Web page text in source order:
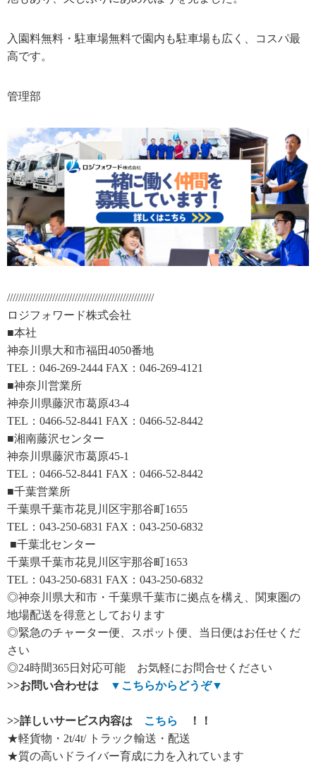
入園料無料・駐車場無料で園内も駐車場も広く、コスパ最
高です。
管理部
////////////////////////////////////////////////////
ロジフォワード株式会社
■本社
神奈川県大和市福田4050番地
TEL：046-269-2444 FAX：046-269-4121
■神奈川営業所
神奈川県藤沢市葛原43-4
TEL：0466-52-8441 FAX：0466-52-8442
■湘南藤沢センター
神奈川県藤沢市葛原45-1
TEL：0466-52-8441 FAX：0466-52-8442
■千葉営業所
千葉県千葉市花見川区宇那谷町1655
TEL：043-250-6831 FAX：043-250-6832
■千葉北センター
千葉県千葉市花見川区宇那谷町1653
TEL：043-250-6831 FAX：043-250-6832
◎神奈川県大和市・千葉県千葉市に拠点を構え、関東圏の
地場配送を得意としております
◎緊急のチャーター便、スポット便、当日便はお任せくだ
さい
◎24時間365日対応可能 お気軽にお問合せください
>>お問い合わせは ▼ こちらからどうぞ▼
>>詳しいサービス内容は こちら
！！
★軽貨物・2t/4t/ トラック輸送・配送
★質の高いドライバー育成に力を入れています